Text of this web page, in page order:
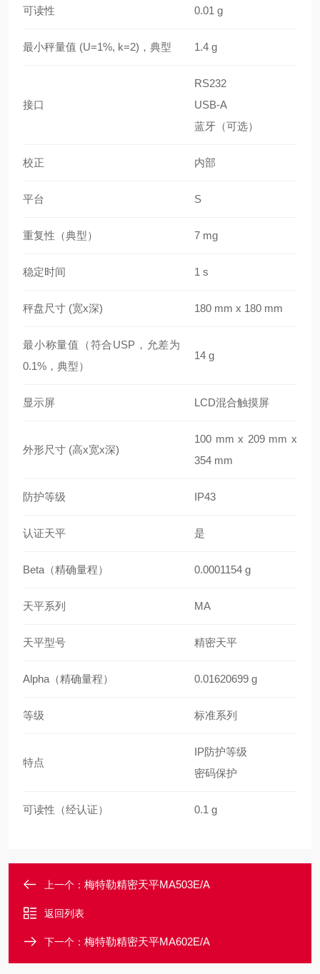
可读性 0.01 g
最小秤量值 (U=1%, k=2)，典型 1.4 g
接口
RS232
USB-A
蓝牙（可选）
校正 内部
平台 S
重复性（典型） 7 mg
稳定时间 1 s
秤盘尺寸 (宽x深) 180 mm x 180 mm
最小称量值（符合USP，允差为
0.1%，典型）
14 g
显示屏 LCD混合触摸屏
外形尺寸 (高x宽x深)
100 mm x 209 mm x
354 mm
防护等级 IP43
认证天平 是
Beta（精确量程） 0.0001154 g
天平系列 MA
天平型号 精密天平
Alpha（精确量程） 0.01620699 g
等级 标准系列
特点
IP防护等级
密码保护
可读性（经认证） 0.1 g
上一个： 梅特勒精密天平MA503E/A
返回列表
下一个： 梅特勒精密天平MA602E/A